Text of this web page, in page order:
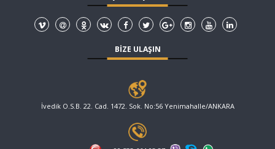
BİZE ULAŞIN
İvedik O.S.B. 22. Cad. 1472. Sok. No:56 Yenimahalle/ANKARA